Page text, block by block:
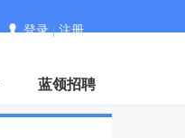
登录|注册
蓝领招聘